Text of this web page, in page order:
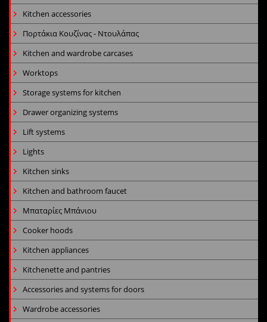
Kitchen accessories
Πορτάκια Κουζίνας - Ντουλάπας
Kitchen and wardrobe carcases
Worktops
Storage systems for kitchen
Drawer organizing systems
Lift systems
Lights
Kitchen sinks
Kitchen and bathroom faucet
Μπαταρίες Μπάνιου
Cooker hoods
Kitchen appliances
Kitchenette and pantries
Accessories and systems for doors
Wardrobe accessories